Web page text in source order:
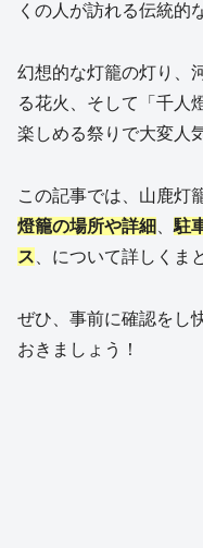
くの人が訪れる伝統的
幻想的な灯籠の灯り、
る花火、そして「千人
楽しめる祭りで大変人
この記事では、山鹿灯
燈籠の場所や詳細
駐
ス 、について詳しくま
ぜひ、事前に確認をし
おきましょう！